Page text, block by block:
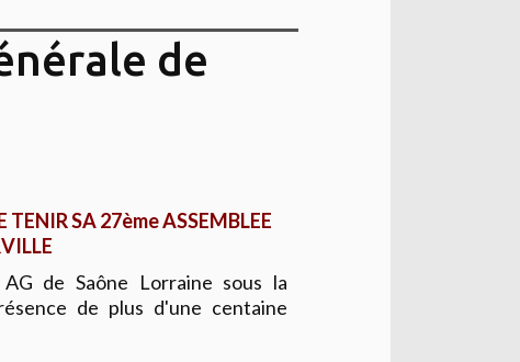
de
SA 27ème ASSEMBLEE
de Saône Lorraine sous la
de plus d'une centaine